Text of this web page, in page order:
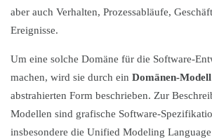
aber auch Verhalten, Prozessabläufe,
Ereignisse.
Um eine solche Domäne für die Software-
machen, wird sie durch ein Domänen-Modell
abstrahierten Form beschrieben. Zur
Modellen sind grafische Software-
insbesondere die Unified Modeling